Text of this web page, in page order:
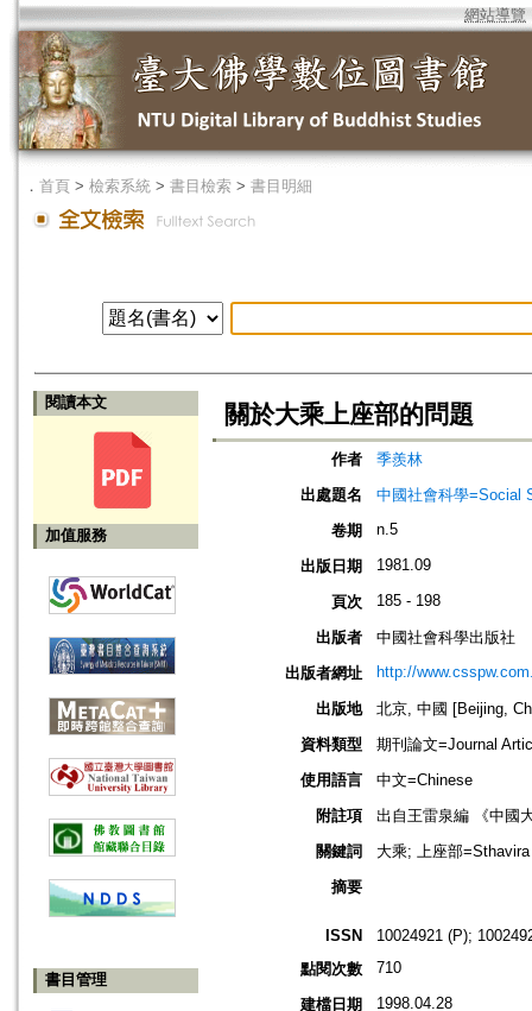
網站導覽
． 首頁 > 檢索系統 > 書目檢索 > 書目明細
閱讀本文
加值服務
書目管理
關於大乘上座部的問題
作者
季羨林
出處題名
中國社會科學=Social
卷期
n.5
出版日期 1981.09
頁次 185 - 198
出版者
中國社會科學出版社
出版者網址
http://
出版地
北京, 中國 [Beijing,
資料類型
期刊論文=Journal
使用語言
中文=Chinese
附註項
出自王雷泉編 《中國
關鍵詞
大乘; 上座部=Sthavira
摘要
ISSN
10024921 (P);
點閱次數
710
建檔日期 1998.04.28